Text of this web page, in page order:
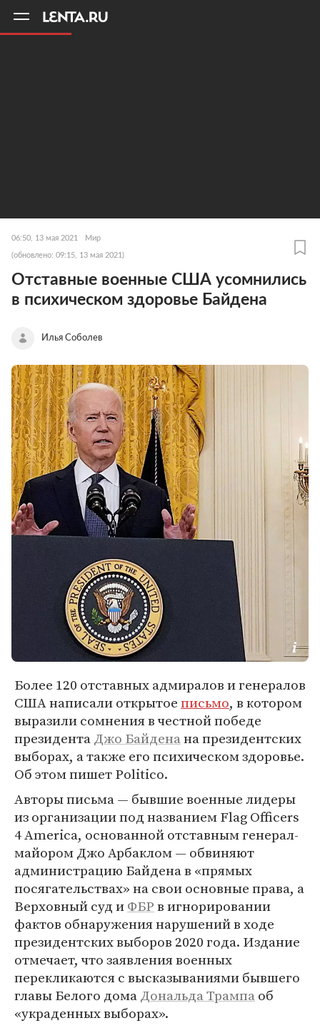
06:50, 13 мая 2021 Мир
(обновлено: 09:15, 13 мая 2021)
Отставные военные США усомнились
в психическом здоровье Байдена
Илья Соболев
Более 120 отставных адмиралов и генералов
США написали открытоеписьмо, в котором
выразили сомнения в честной победе
президентаДжо Байденана президентских
выборах, а также его психическом здоровье.
Об этом пишет Politico.
Авторы письма — бывшие военные лидеры
из организации под названием Flag Officers
4 America, основанной отставным генерал-
майором Джо Арбаклом — обвиняют
администрацию Байдена в «прямых
посягательствах» на свои основные права, а
Верховный суд иФБРв игнорировании
фактов обнаружения нарушений в ходе
президентских выборов 2020 года. Издание
отмечает, что заявления военных
перекликаются с высказываниями бывшего
главы Белого домаДональда Трампаоб
«украденных выборах».